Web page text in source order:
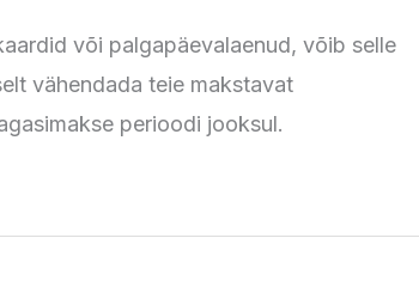
või palgapäevalaenud, võib selle
vähendada teie makstavat
perioodi jooksul.